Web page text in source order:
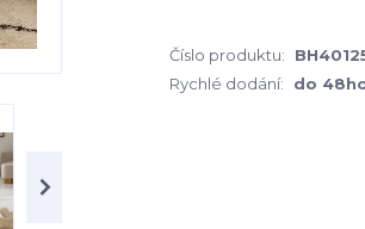
Číslo produktu:
Rychlé dodání:
do